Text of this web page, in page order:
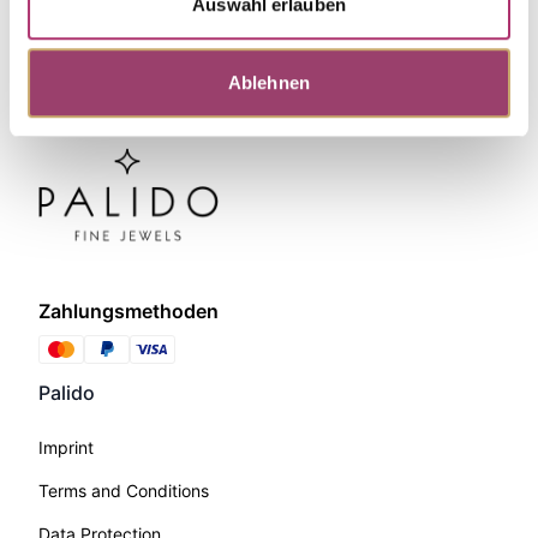
Ablehnen
Zahlungsmethoden
Palido
Imprint
Terms and Conditions
Data Protection